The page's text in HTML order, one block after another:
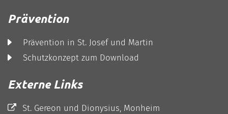
Prävention
Prävention in St. Josef und Martin
Schutzkonzept zum Download
Externe Links
St. Gereon und Dionysius, Monheim